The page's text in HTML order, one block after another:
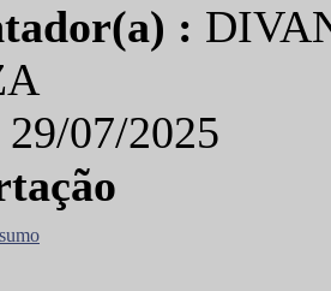
:
29/07/2025